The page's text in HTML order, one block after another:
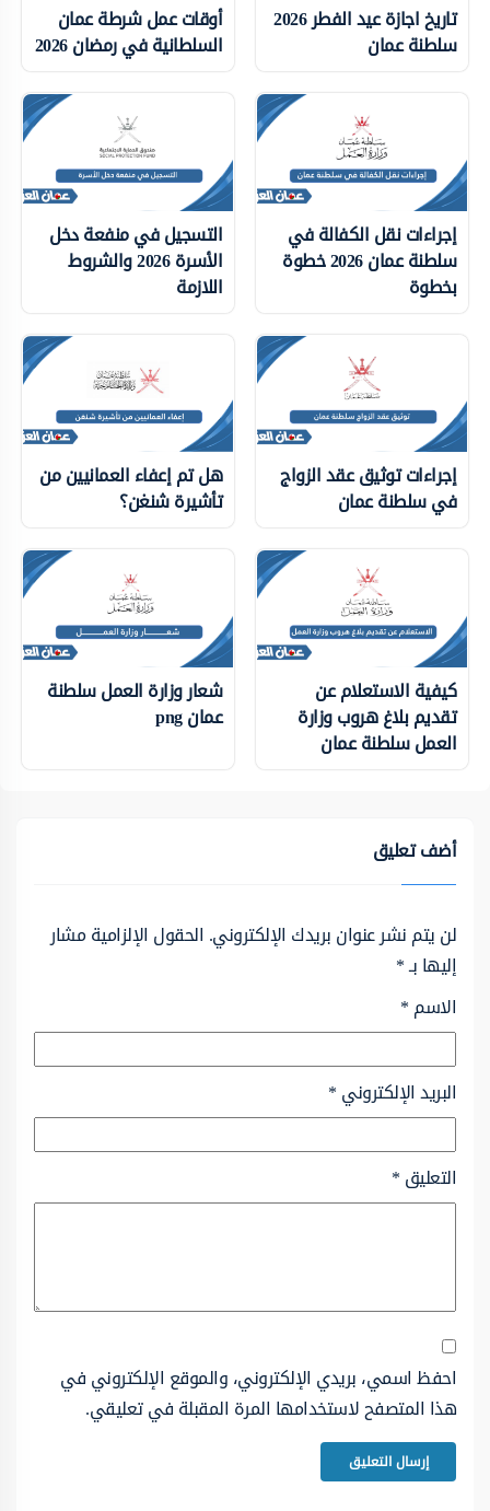
تاريخ اجازة عيد الفطر 2026
سلطنة عمان
أوقات عمل شرطة عمان
السلطانية في رمضان 2026
إجراءات نقل الكفالة في
سلطنة عمان 2026 خطوة
بخطوة
التسجيل في منفعة دخل
الأسرة 2026 والشروط
اللازمة
إجراءات توثيق عقد الزواج
في سلطنة عمان
هل تم إعفاء العمانيين من
تأشيرة شنغن؟
كيفية الاستعلام عن
تقديم بلاغ هروب وزارة
العمل سلطنة عمان
شعار وزارة العمل سلطنة
عمان png
أضف تعليق
لن يتم نشر عنوان بريدك الإلكتروني. الحقول الإلزامية مشار
إليها بـ*
الاسم*
البريد الإلكتروني*
التعليق*
احفظ اسمي، بريدي الإلكتروني، والموقع الإلكتروني في
هذا المتصفح لاستخدامها المرة المقبلة في تعليقي.